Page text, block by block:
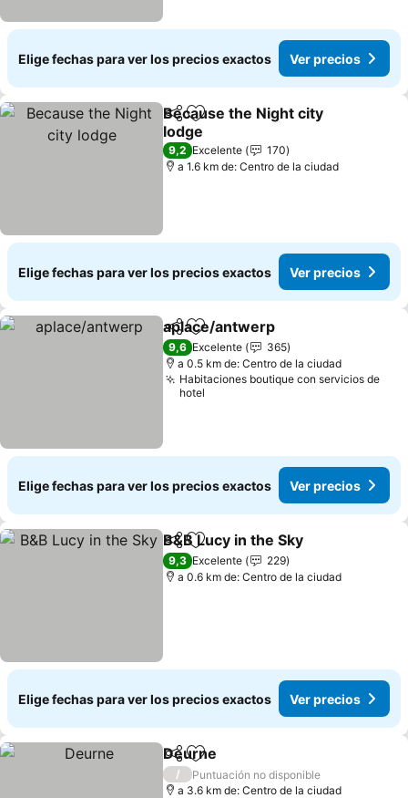
Elige fechas para ver los precios exactos Ver precios
CompartirAgregar a favoritos
Because the Night city
lodge
9,2 Excelente
170
a 1.6 km de: Centro de la ciudad
Elige fechas para ver los precios exactos Ver precios
CompartirAgregar a favoritos
aplace/antwerp
9,6 Excelente
365
a 0.5 km de: Centro de la ciudad
Habitaciones boutique con servicios de
hotel
Elige fechas para ver los precios exactos Ver precios
CompartirAgregar a favoritos
B&B Lucy in the Sky
9,3 Excelente
229
a 0.6 km de: Centro de la ciudad
Elige fechas para ver los precios exactos Ver precios
CompartirAgregar a favoritos
Deurne
/
Puntuación no disponible
a 3.6 km de: Centro de la ciudad